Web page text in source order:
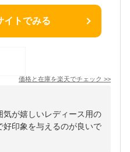
イトでみる
価格と在庫を楽天でチェック >>
が嬉しいレディース用の
好印象を与えるのが良いで